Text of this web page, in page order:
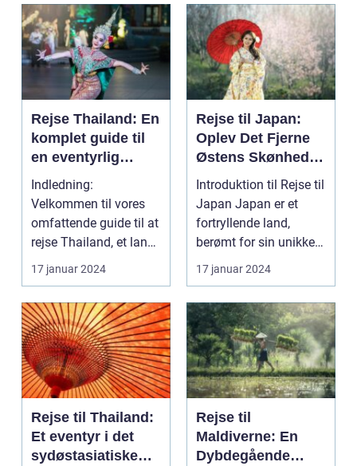
Rejse Thailand: En
komplet guide til
en eventyrlig
oplevelse
Indledning:
Velkommen til vores
omfattende guide til at
rejse Thailand, et land
rigt på kultur, hist...
17 januar 2024
Rejse til Japan:
Oplev Det Fjerne
Østens Skønhed
og Kultur
Introduktion til Rejse til
Japan Japan er et
fortryllende land,
berømt for sin unikke
blanding af g...
17 januar 2024
Rejse til Thailand:
Et eventyr i det
sydøstasiatiske
Rejse til
Maldiverne: En
Dybdegående